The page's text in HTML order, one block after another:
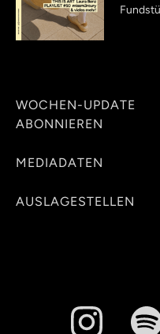
WOCHEN-UPDATE
ABONNIEREN
MEDIADATEN
AUSLAGESTELLEN